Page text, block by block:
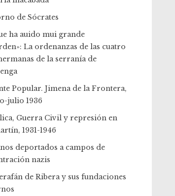
de Sócrates
ha auido mui grande
La ordenanzas de las cuatro
de la serranía de
Popular. Jimena de la Frontera,
julio 1936
Guerra Civil y represión en
1931-1946
deportados a campos de
nazis
de Ribera y sus fundaciones